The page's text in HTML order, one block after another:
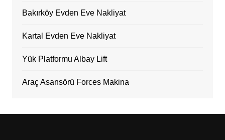
Bakırköy Evden Eve Nakliyat
Kartal Evden Eve Nakliyat
Yük Platformu Albay Lift
Araç Asansörü Forces Makina